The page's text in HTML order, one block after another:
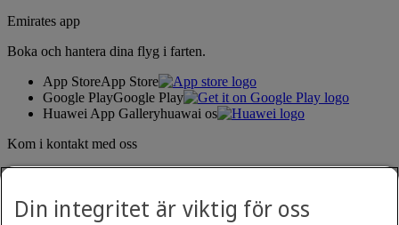
Emirates app
Boka och hantera dina flyg i farten.
App StoreApp Store
Google PlayGoogle Play
Huawei App Galleryhuawai os
Kom i kontakt med oss
Din integritet är viktig för oss